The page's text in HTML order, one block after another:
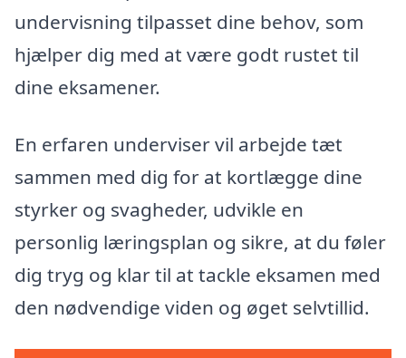
undervisning tilpasset dine behov, som
hjælper dig med at være godt rustet til
dine eksamener.
En erfaren underviser vil arbejde tæt
sammen med dig for at kortlægge dine
styrker og svagheder, udvikle en
personlig læringsplan og sikre, at du føler
dig tryg og klar til at tackle eksamen med
den nødvendige viden og øget selvtillid.